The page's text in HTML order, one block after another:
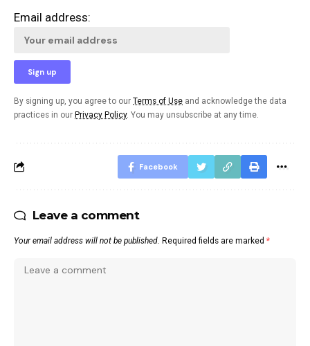
Email address:
By signing up, you agree to our Terms of Use and acknowledge the data
practices in our Privacy Policy. You may unsubscribe at any time.
Facebook
Leave a comment
Your email address will not be published. Required fields are marked *